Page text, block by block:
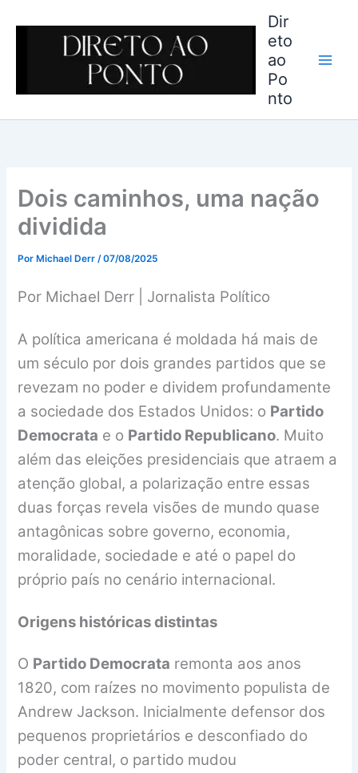
para
Dir
eto
ao
Po
nto
Dois caminhos, uma nação
dividida
Por Michael Derr/07/08/2025
Por Michael Derr | Jornalista Político
A política americana é moldada há mais de
um século por dois grandes partidos que se
revezam no poder e dividem profundamente
a sociedade dos Estados Unidos: o Partido
Democrata e o Partido Republicano. Muito
além das eleições presidenciais que atraem a
atenção global, a polarização entre essas
duas forças revela visões de mundo quase
antagônicas sobre governo, economia,
moralidade, sociedade e até o papel do
próprio país no cenário internacional.
Origens históricas distintas
O Partido Democrata remonta aos anos
1820, com raízes no movimento populista de
Andrew Jackson. Inicialmente defensor dos
pequenos proprietários e desconfiado do
poder central, o partido mudou